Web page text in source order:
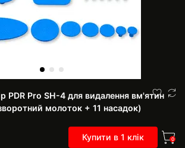
PDR Pro SH-4 для видалення вм'ятин
молоток + 11 насадок)
Купити в 1 клік 0